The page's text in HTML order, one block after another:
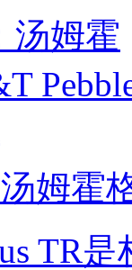
姆霍